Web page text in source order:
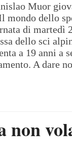
Muor
mondo dello
di martedì
dello sci
a 19 anni a
A dare
non